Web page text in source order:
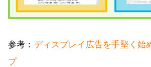
参考： ディスプレイ広告を手堅く始
プ